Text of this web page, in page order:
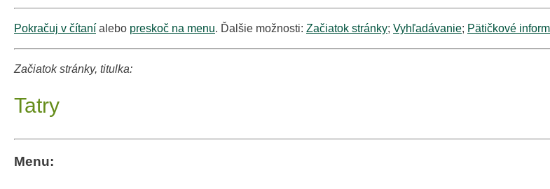
Pokračuj v čítaní alebo preskoč na menu. Ďalšie možnosti: Začiatok stránky; Vyhľadávanie; Pätičkové
Začiatok stránky, titulka:
Tatry
Menu: